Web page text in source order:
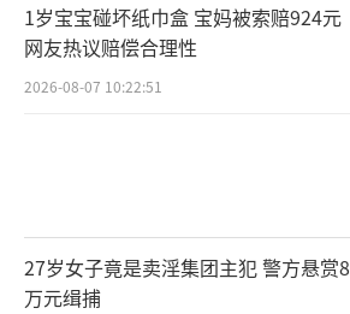
1岁宝宝碰坏纸巾盒 宝妈被索赔924元
网友热议赔偿合理性
2026-08-07 10:22:51
27岁女子竟是卖淫集团主犯 警方悬赏8
万元缉捕